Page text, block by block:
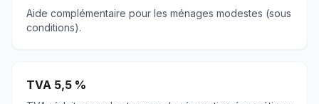
Aide complémentaire pour les ménages modestes (sous
conditions).
TVA 5,5 %